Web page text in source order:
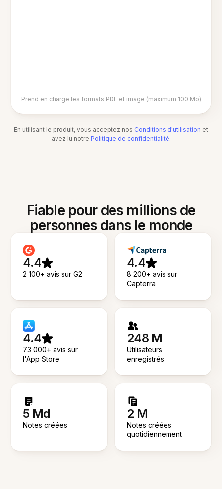
Prend en charge les formats PDF et image (maximum 100 Mo)
En utilisant le produit, vous acceptez nos Conditions d'utilisation et
avez lu notre Politique de confidentialité.
Fiable pour des millions de
personnes dans le monde
4.4
2 100+ avis sur G2
4.4
8 200+ avis sur
Capterra
4.4
73 000+ avis sur
l'App Store
248 M
Utilisateurs
enregistrés
5 Md
Notes créées
2 M
Notes créées
quotidiennement